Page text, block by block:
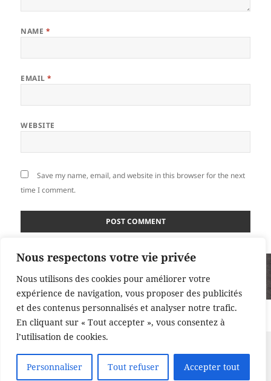
Nous respectons votre vie privée
Nous utilisons des cookies pour améliorer votre
expérience de navigation, vous proposer des publicités
et des contenus personnalisés et analyser notre trafic.
En cliquant sur « Tout accepter », vous consentez à
l’utilisation de cookies.
Personnaliser Tout refuser Accepter tout
NAME *
EMAIL*
WEBSITE
Save my name, email, and website in this browser for the next
time I comment.
Post
navigation
Betterave rouge, non merci!
Proudly powered by WordPress